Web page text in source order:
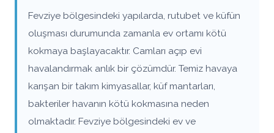
Fevziye bölgesindeki yapılarda, rutubet ve küfün
oluşması durumunda zamanla ev ortamı kötü
kokmaya başlayacaktır. Camları açıp evi
havalandırmak anlık bir çözümdür. Temiz havaya
karışan bir takım kimyasallar, küf mantarları,
bakteriler havanın kötü kokmasına neden
olmaktadır. Fevziye bölgesindeki ev ve